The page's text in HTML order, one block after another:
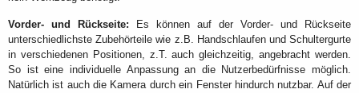
Vorder- und Rückseite: Es können auf der Vorder- und Rückseite
unterschiedlichste Zubehörteile wie z.B. Handschlaufen und Schultergurte
in verschiedenen Positionen, z.T. auch gleichzeitig, angebracht werden.
So ist eine individuelle Anpassung an die Nutzerbedürfnisse möglich.
Natürlich ist auch die Kamera durch ein Fenster hindurch nutzbar. Auf der